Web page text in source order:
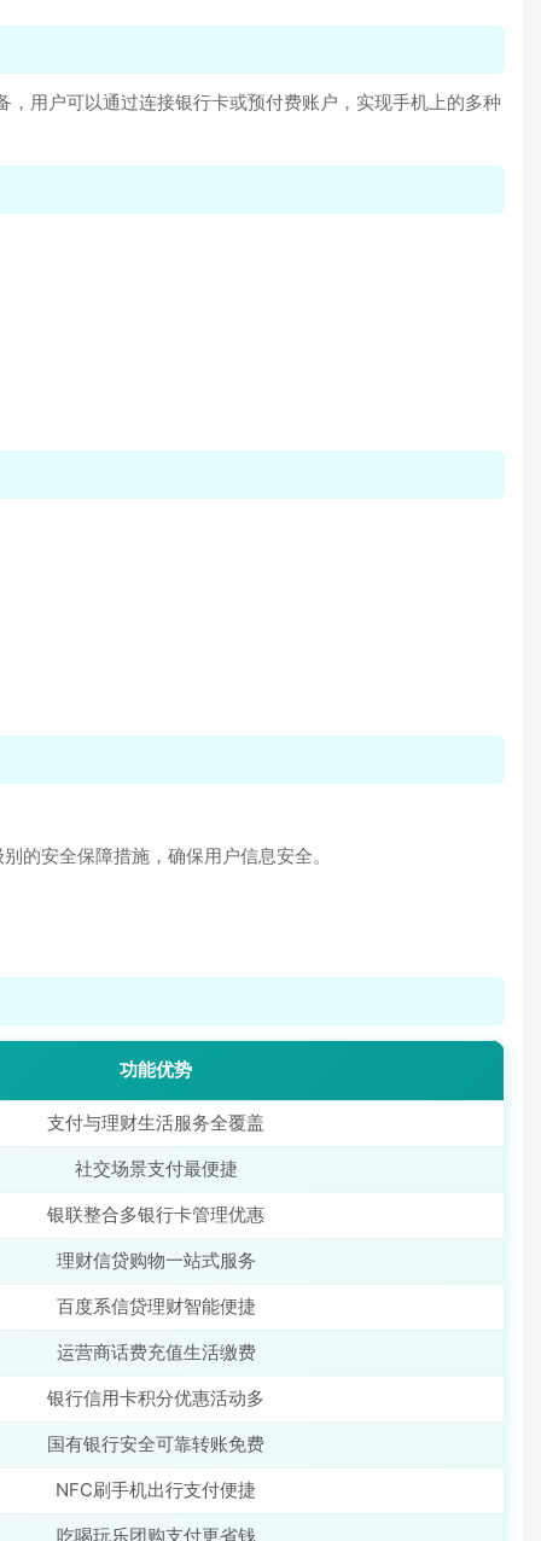
用户可以通过连接银行卡或预付费账户，实现手机上的多种
的安全保障措施，确保用户信息安全。
功能优势
支付与理财生活服务全覆盖
社交场景支付最便捷
银联整合多银行卡管理优惠
理财信贷购物一站式服务
百度系信贷理财智能便捷
运营商话费充值生活缴费
银行信用卡积分优惠活动多
国有银行安全可靠转账免费
NFC刷手机出行支付便捷
吃喝玩乐团购支付更省钱